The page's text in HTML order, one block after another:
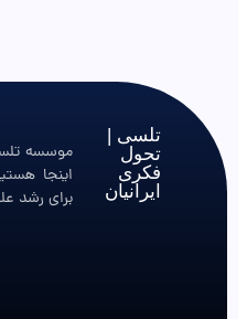
تلسی |
تحول
فکری
ایرانیان
موسسه
اینجا
برای رشد